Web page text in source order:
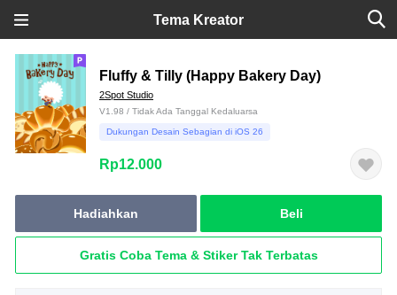
Tema Kreator
Fluffy & Tilly (Happy Bakery Day)
2Spot Studio
V1.98 / Tidak Ada Tanggal Kedaluarsa
Dukungan Desain Sebagian di iOS 26
Rp12.000
Hadiahkan Beli
Gratis Coba Tema & Stiker Tak Terbatas